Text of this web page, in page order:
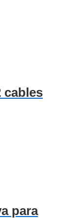
cables
para